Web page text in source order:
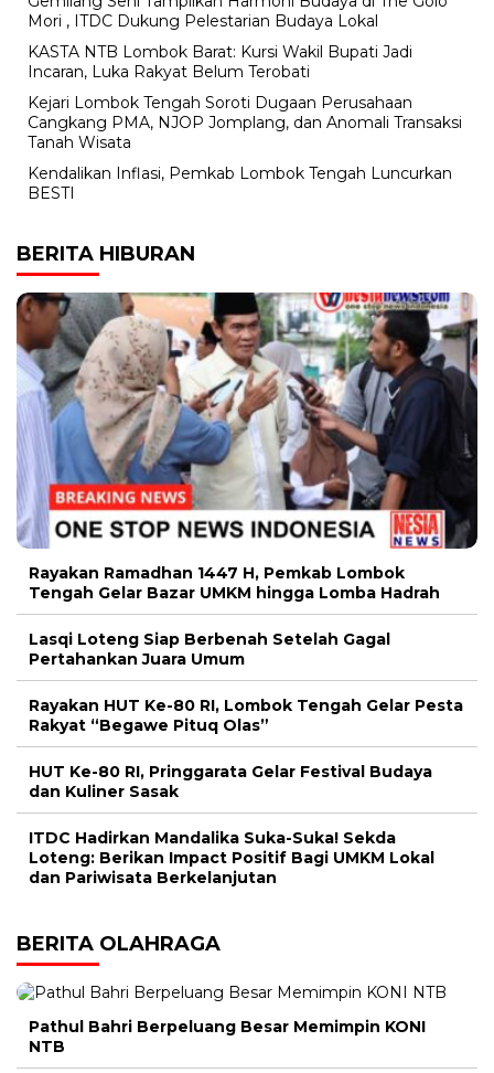
Mori , ITDC Dukung Pelestarian Budaya Lokal
KASTA NTB Lombok Barat: Kursi Wakil Bupati Jadi
Incaran, Luka Rakyat Belum Terobati
Kejari Lombok Tengah Soroti Dugaan Perusahaan
Cangkang PMA, NJOP Jomplang, dan Anomali Transaksi
Tanah Wisata
Kendalikan Inflasi, Pemkab Lombok Tengah Luncurkan
BESTI
BERITA HIBURAN
Rayakan Ramadhan 1447 H, Pemkab Lombok
Tengah Gelar Bazar UMKM hingga Lomba Hadrah
Lasqi Loteng Siap Berbenah Setelah Gagal
Pertahankan Juara Umum
Rayakan HUT Ke-80 RI, Lombok Tengah Gelar Pesta
Rakyat “Begawe Pituq Olas”
HUT Ke-80 RI, Pringgarata Gelar Festival Budaya
dan Kuliner Sasak
ITDC Hadirkan Mandalika Suka-Suka! Sekda
Loteng: Berikan Impact Positif Bagi UMKM Lokal
dan Pariwisata Berkelanjutan
BERITA OLAHRAGA
Pathul Bahri Berpeluang Besar Memimpin KONI
NTB